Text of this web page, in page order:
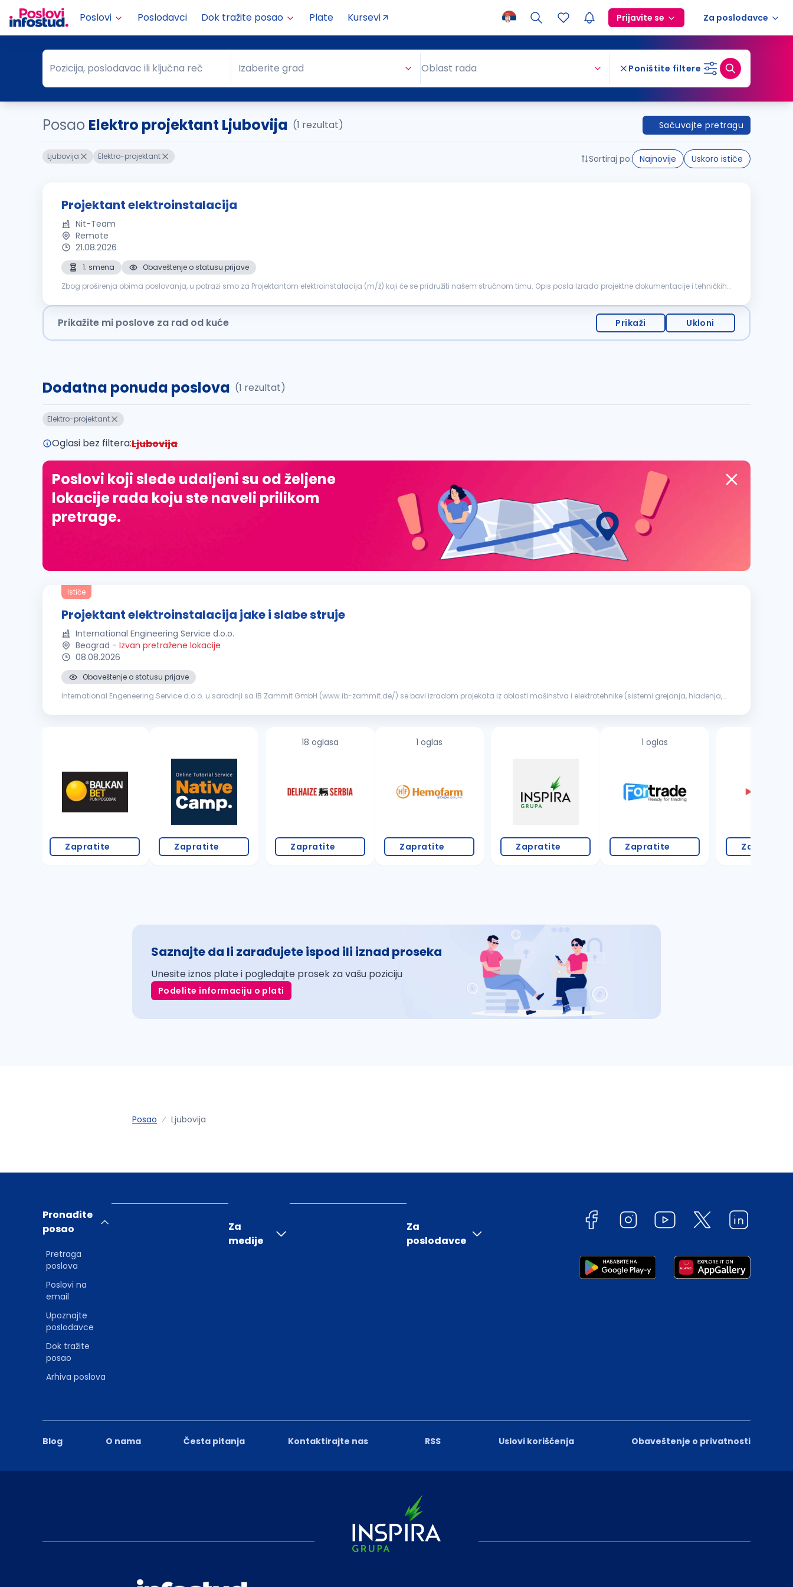
Poslovi Poslodavci Dok tražite posao Plate Kursevi Prijavite se Za poslodavce
Pozicija, poslodavac ili ključna reč
Pozicija, poslodavac ili ključna reč Grad
Izaberite grad Oblast rada Poništite filtere
Posao Elektro projektant Ljubovija (1 rezultat) Sačuvajte pretragu
Ljubovija Elektro-projektant Sortiraj po: Najnovije Uskoro ističe
Projektant elektroinstalacija
Nit-Team
Remote
21.08.2026
1. smena
Obaveštenje o statusu prijave
Zbog proširenja obima poslovanja, u potrazi smo za Projektantom elektroinstalacija (m/ž) koji će se pridružiti našem stručnom timu. Opis posla Izrada projektne dokumentacije i tehničkih
Prikažite mi poslove za rad od kuće Prikaži Ukloni
Dodatna ponuda poslova (1 rezultat)
Elektro-projektant
Oglasi bez filtera:Ljubovija
Poslovi koji slede udaljeni su od željene
lokacije rada koju ste naveli prilikom
pretrage.
Ističe
Projektant elektroinstalacija jake i slabe struje
International Engineering Service d.o.o.
Beograd - Izvan pretražene lokacije
08.08.2026
Obaveštenje o statusu prijave
International Engeneering Service d.o.o. u saradnji sa IB Zammit GmbH (www.ib-zammit.de/) se bavi izradom projekata iz oblasti mašinstva i elektrotehnike (sistemi grejanja, hlađenja,
Zapratite Zapratite
18 oglasa
Zapratite
1 oglas
Zapratite Zapratite
1 oglas
Zapratite Zapratite
Saznajte da li zarađujete ispod ili iznad proseka
Unesite iznos plate i pogledajte prosek za vašu poziciju
Podelite informaciju o plati
Posao Ljubovija
Blog O nama Česta pitanja Kontaktirajte nas RSS Uslovi korišćenja Obaveštenje o privatnosti
Pronađite
posao
Pretraga
poslova
Poslovi na
email
Upoznajte
poslodavce
Dok tražite
posao
Arhiva poslova
Za
medije
Za
poslodavce